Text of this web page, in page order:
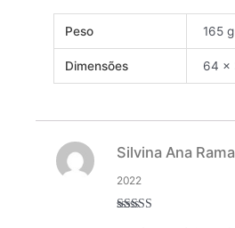
Peso 165 g
Dimensões 64 ×
Silvina Ana
2022